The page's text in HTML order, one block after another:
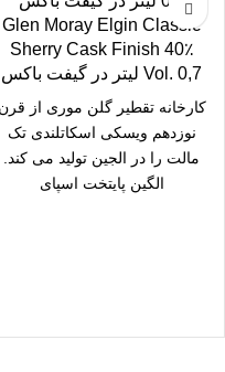
Glen Moray Elgin Classic
Sherry Cask Finish 40٪
Vol. 0,7 لیتر در گیفت باکس
کارخانه تقطیر گلن موری از قرن
نوزدهم ویسکی اسکاتلندی تک
مالت را در الجین تولید می کند.
الگین پایتخت اسپای